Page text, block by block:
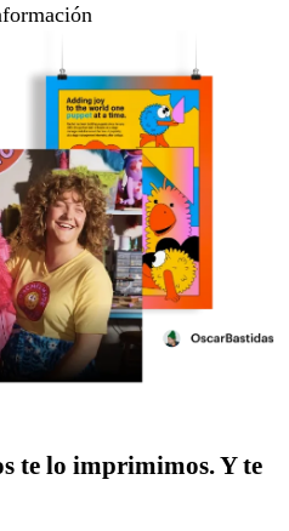
te lo imprimimos. Y te